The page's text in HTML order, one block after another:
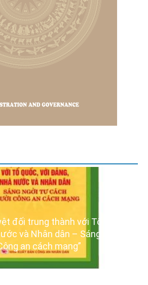
GIỚI THIỆU SÁCH
Ra mắt ba cuốn sách ảnh chào
XIV của Đảng
16/01/2026